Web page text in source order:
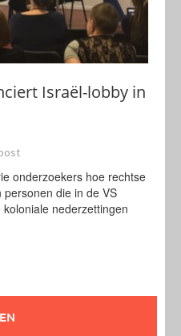
Israël-lobby in
onderzoekers hoe rechtse
die in de VS
nederzettingen